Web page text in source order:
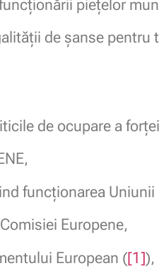
piețelor
de șanse
de ocupare a
funcționarea
Europene,
European ([1]),